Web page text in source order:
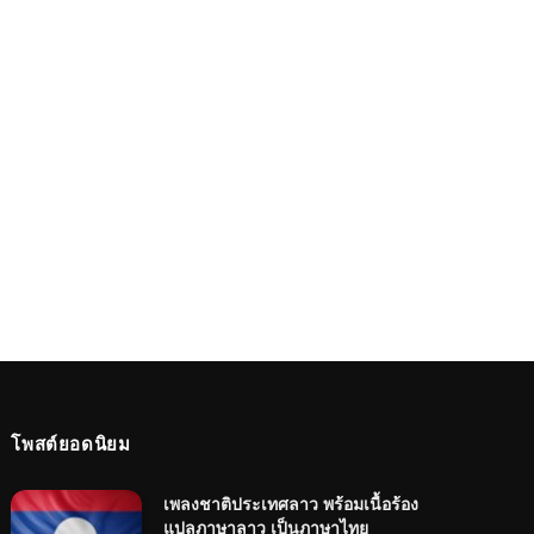
โพสต์ยอดนิยม
เพลงชาติประเทศลาว พร้อมเนื้อร้อง
แปลภาษาลาว เป็นภาษาไทย